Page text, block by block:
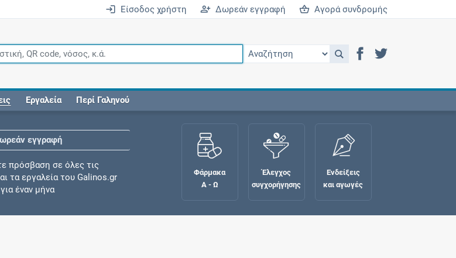
Είσοδος χρήστη Δωρεάν εγγραφή Αγορά συνδρομής
Εργαλεία Περί Γαληνού
εγγραφή
πρόσβαση σε όλες τις
τα εργαλεία του Galinos.gr
για έναν μήνα
Φάρμακα
Α - Ω
Έλεγχος
συγχορήγησης
Ενδείξεις
και αγωγές